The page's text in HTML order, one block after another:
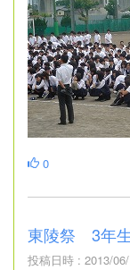
0
東陵祭 3年
投稿日時 : 2013/